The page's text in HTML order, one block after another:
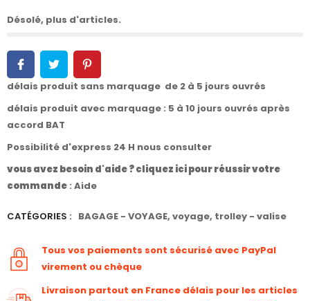
Désolé, plus d'articles.
délais produit sans marquage de 2 à 5 jours ouvrés
délais produit avec marquage : 5 à 10 jours ouvrés après
accord BAT
Possibilité d'express 24 H nous consulter
vous avez besoin d'aide ? cliquez ici pour réussir votre
commande : Aide
CATÉGORIES : BAGAGE - VOYAGE, voyage, trolley - valise
Tous vos paiements sont sécurisé avec PayPal
virement ou chèque
Livraison partout en France délais pour les articles